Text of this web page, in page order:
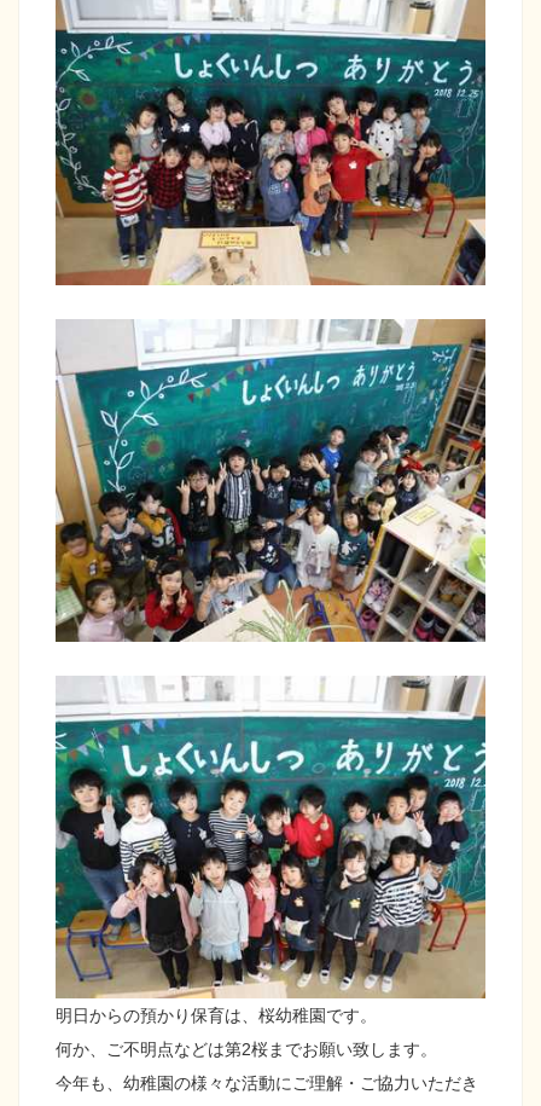
明日からの預かり保育は、桜幼稚園です。
何か、ご不明点などは第2桜までお願い致します。
今年も、幼稚園の様々な活動にご理解・ご協力いただき